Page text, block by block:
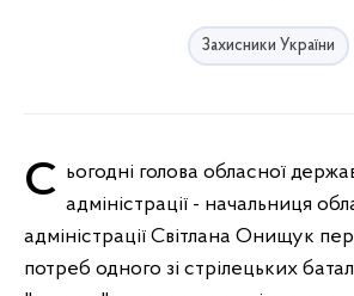
Захисники України
Сьогодні голова обласної державної адміністрації - начальниця
адміністрації Світлана Онищук
потреб одного зі стрілецьких